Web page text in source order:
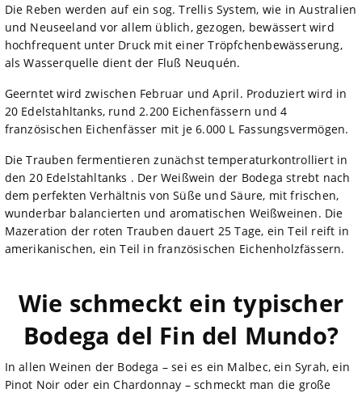
Die Reben werden auf ein sog. Trellis System, wie in Australien
und Neuseeland vor allem üblich, gezogen, bewässert wird
hochfrequent unter Druck mit einer Tröpfchenbewässerung,
als Wasserquelle dient der Fluß Neuquén.
Geerntet wird zwischen Februar und April. Produziert wird in
20 Edelstahltanks, rund 2.200 Eichenfässern und 4
französischen Eichenfässer mit je 6.000 L Fassungsvermögen.
Die Trauben fermentieren zunächst temperaturkontrolliert in
den 20 Edelstahltanks . Der Weißwein der Bodega strebt nach
dem perfekten Verhältnis von Süße und Säure, mit frischen,
wunderbar balancierten und aromatischen Weißweinen. Die
Mazeration der roten Trauben dauert 25 Tage, ein Teil reift in
amerikanischen, ein Teil in französischen Eichenholzfässern.
Wie schmeckt ein typischer
Bodega del Fin del Mundo?
In allen Weinen der Bodega – sei es ein Malbec, ein Syrah, ein
Pinot Noir oder ein Chardonnay – schmeckt man die große